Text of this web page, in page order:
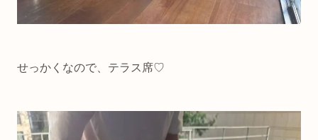
せっかくなので、テラス席♡